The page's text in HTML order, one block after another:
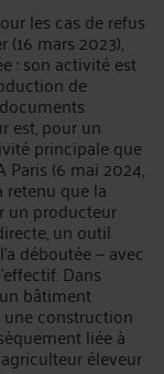
les cas de refus
(16 mars 2023),
: son activité est
de
est, pour un
principale que
Paris (6 mai 2024,
que la
un producteur
un outil
déboutée — avec
Dans
bâtiment
une construction
liée à
éleveur